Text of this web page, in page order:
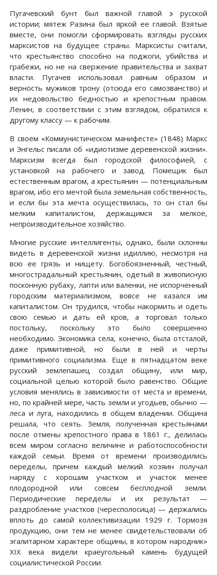
Пугачевский бунт был важной главой э русской
истории; мятеж Разина был яркой ее главой. Взятые
вместе, они помогли сформировать взгляды русских
марксистов на будущее страны. Марксисты считали,
что крестьянство способно на поджоги, убийства и
грабежи, но не на свержение правительства и захват
власти. Пугачев использовал равным образом и
верность мужиков трону (отсюда его самозванство) и
их недовольство бедностью и крепостным правом.
Ленин, в соответствии с этим взглядом, обратился к
другому классу — к рабочим.
В своем «Коммунистическом манифесте» (1848) Маркс
и Энгельс писали об «идиотизме деревенской жизни».
Марксизм всегда был городской философией, с
установкой на рабочего и завод. Помещик был
естественным врагом, а крестьянин — потенциальным
врагом, ибо его мечтой была земельная собственность,
и если бы эта мечта осуществилась, то он стал бы
мелким капиталистом, держащимся за мелкое,
непроизводительное хозяйство.
Многие русские интеллигенты, однако, были склонны
видеть в деревенской жизни идиллию, несмотря на
всю ее грязь и нищету. Богобоязненный, честный,
многострадальный крестьянин, одетый в живописную
посконную рубаху, лапти или валенки, не испорченный
городским материализмом, вовсе не казался им
капиталистом. Он трудился, чтобы накормить и одеть
свою семью и дать ей кров, а торговал только
постольку, поскольку это было совершенно
необходимо. Экономика села, конечно, была отсталой,
даже примитивной, но были в ней и черты
примитивного социализма. Еще в пятнадцатом веке
русский землепашец создал общину, или мир,
социальной целью которой было равенство. Общие
условия менялись в зависимости от места и времени,
но, по крайней мере, часть земли и угодьев, обычно —
леса и луга, находились в общем владении. Община
решала, что сеять. Земля, полученная крестьянами
после отмены крепостного права в 1861 г., делилась
всем миром согласно величине и работоспособности
каждой семьи. Время от времени производились
переделы, причем каждый мелкий хозяин получал
наряду с хорошим участком и участок менее
плодородной или совсем бесплодной земли.
Периодические переделы и их результат —
раздробление участков (чересполосица) — держались
вплоть до самой коллективизации 1929 г. Тормозя
продукцию, они тем не менее свидетельствовали об
эгалитарном характере общины, в котором народник»
XIX века видели краеугольный камень будущей
социалистической России.